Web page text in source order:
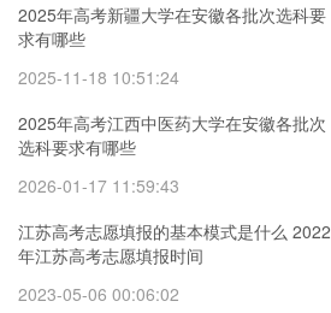
2025年高考新疆大学在安徽各批次选科要
求有哪些
2025-11-18 10:51:24
2025年高考江西中医药大学在安徽各批次
选科要求有哪些
2026-01-17 11:59:43
江苏高考志愿填报的基本模式是什么 2022
年江苏高考志愿填报时间
2023-05-06 00:06:02